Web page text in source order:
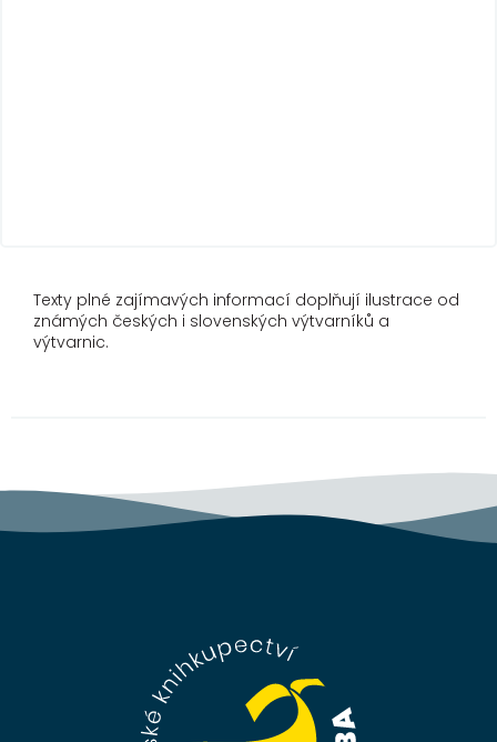
Texty plné zajímavých informací doplňují ilustrace od
známých českých i slovenských výtvarníků a
výtvarnic.